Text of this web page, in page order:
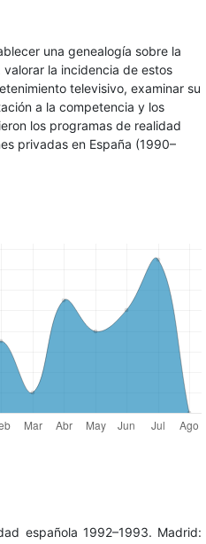
una genealogía sobre la
la incidencia de estos
televisivo, examinar su
a la competencia y los
los programas de realidad
privadas en España (1990–
española 1992–1993. Madrid: